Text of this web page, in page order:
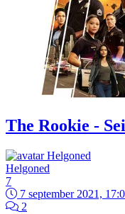
The Rookie -
Helgoned
7
7 september 2021,
2